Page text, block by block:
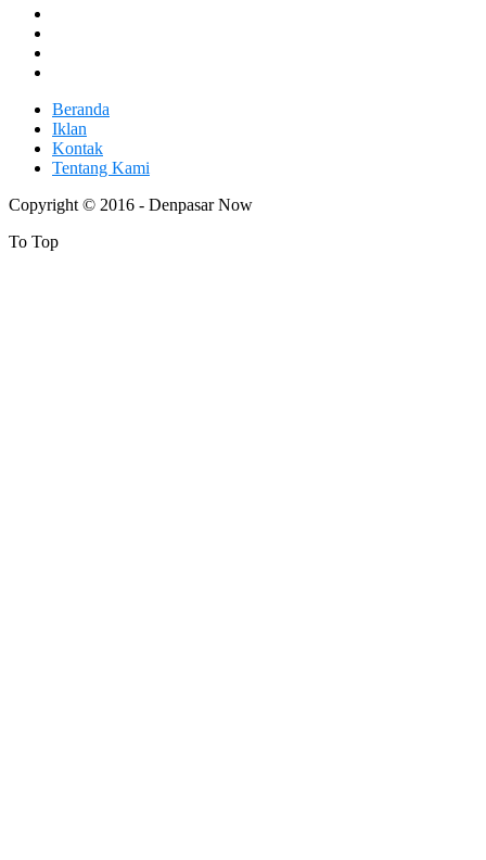
Beranda
Iklan
Kontak
Tentang Kami
Copyright © 2016 - Denpasar Now
To Top